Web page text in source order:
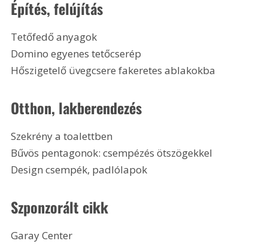
Építés, felújítás
Tetőfedő anyagok
Domino egyenes tetőcserép
Hőszigetelő üvegcsere fakeretes ablakokba
Otthon, lakberendezés
Szekrény a toalettben
Bűvös pentagonok: csempézés ötszögekkel
Design csempék, padlólapok
Szponzorált cikk
Garay Center